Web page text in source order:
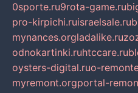
0sporte.ru9rota-game.ru
pro-kirpichi.ruisraelsale.ru
mynances.orgladalike.ru
odnokartinki.ruhtccare.ru
oysters-digital.ruo-
myremont.orgportal-